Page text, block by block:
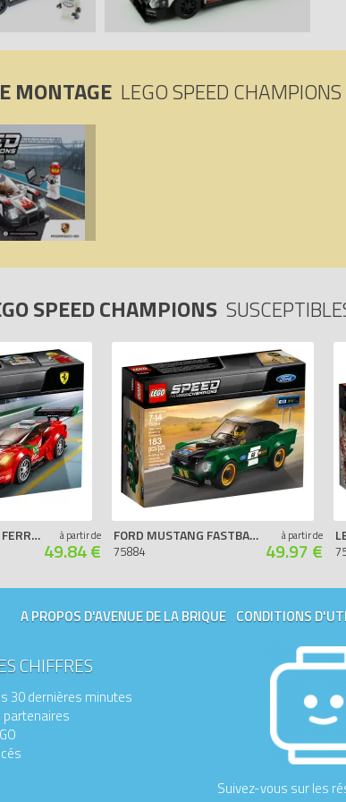
MONTAGE LEGO SPEED
SPEED CHAMPIONS
"SCUDERIA CORSA" FERRARI 488 GT3 à partir de
49.84 €
FORD MUSTANG FASTBACK 1968
75884
à partir de
49.97 €
A PROPOS D'AVENUE DE LA BRIQUE CONDITIONS
CHIFFRES
30 dernières minutes
Suivez-vous sur les